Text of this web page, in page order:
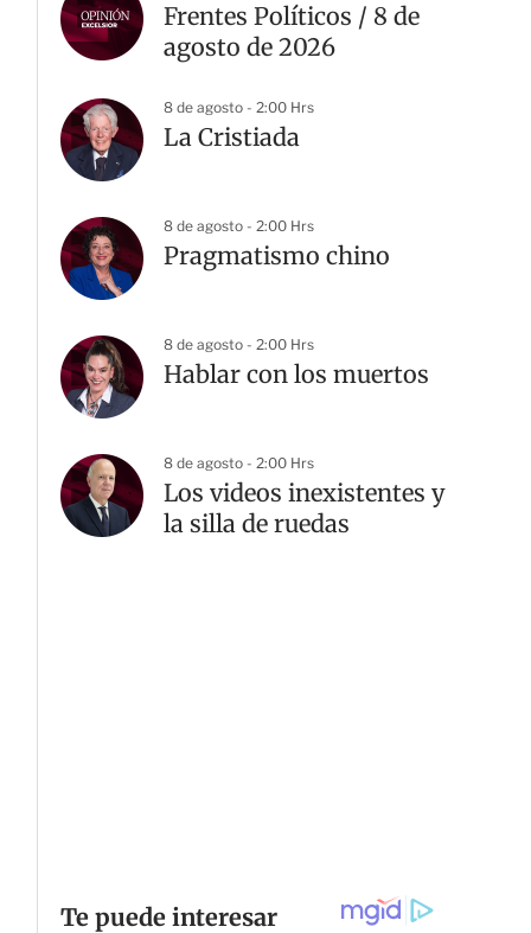
Frentes Políticos / 8 de
agosto de 2026
8 de agosto - 2:00 Hrs
La Cristiada
8 de agosto - 2:00 Hrs
Pragmatismo chino
8 de agosto - 2:00 Hrs
Hablar con los muertos
8 de agosto - 2:00 Hrs
Los videos inexistentes y
la silla de ruedas